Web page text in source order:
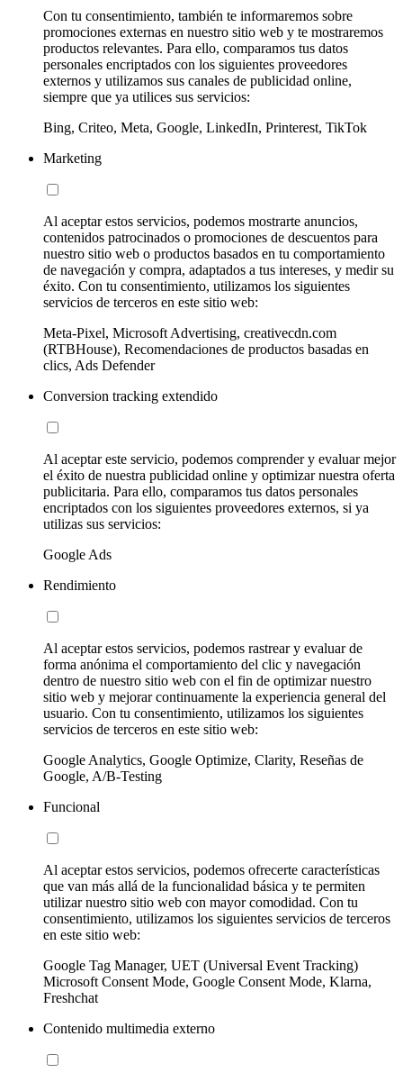
Con tu consentimiento, también te informaremos sobre
promociones externas en nuestro sitio web y te mostraremos
productos relevantes. Para ello, comparamos tus datos
personales encriptados con los siguientes proveedores
externos y utilizamos sus canales de publicidad online,
siempre que ya utilices sus servicios:
Bing, Criteo, Meta, Google, LinkedIn, Printerest, TikTok
Marketing
Al aceptar estos servicios, podemos mostrarte anuncios,
contenidos patrocinados o promociones de descuentos para
nuestro sitio web o productos basados en tu comportamiento
de navegación y compra, adaptados a tus intereses, y medir su
éxito. Con tu consentimiento, utilizamos los siguientes
servicios de terceros en este sitio web:
Meta-Pixel, Microsoft Advertising, creativecdn.com
(RTBHouse), Recomendaciones de productos basadas en
clics, Ads Defender
Conversion tracking extendido
Al aceptar este servicio, podemos comprender y evaluar mejor
el éxito de nuestra publicidad online y optimizar nuestra oferta
publicitaria. Para ello, comparamos tus datos personales
encriptados con los siguientes proveedores externos, si ya
utilizas sus servicios:
Google Ads
Rendimiento
Al aceptar estos servicios, podemos rastrear y evaluar de
forma anónima el comportamiento del clic y navegación
dentro de nuestro sitio web con el fin de optimizar nuestro
sitio web y mejorar continuamente la experiencia general del
usuario. Con tu consentimiento, utilizamos los siguientes
servicios de terceros en este sitio web:
Google Analytics, Google Optimize, Clarity, Reseñas de
Google, A/B-Testing
Funcional
Al aceptar estos servicios, podemos ofrecerte características
que van más allá de la funcionalidad básica y te permiten
utilizar nuestro sitio web con mayor comodidad. Con tu
consentimiento, utilizamos los siguientes servicios de terceros
en este sitio web:
Google Tag Manager, UET (Universal Event Tracking)
Microsoft Consent Mode, Google Consent Mode, Klarna,
Freshchat
Contenido multimedia externo